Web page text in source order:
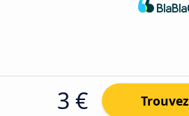
3 € Trouvez